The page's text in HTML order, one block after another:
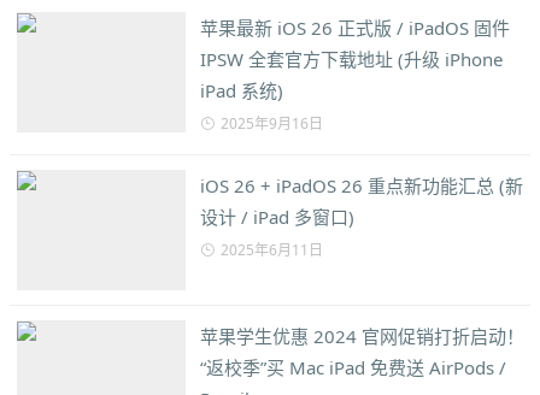
苹果最新 iOS 26 正式版 / iPadOS 固件
IPSW 全套官方下载地址 (升级 iPhone
iPad 系统)
2025年9月16日
iOS 26 + iPadOS 26 重点新功能汇总 (新
设计 / iPad 多窗口)
2025年6月11日
苹果学生优惠 2024 官网促销打折启动！
“返校季”买 Mac iPad 免费送 AirPods /